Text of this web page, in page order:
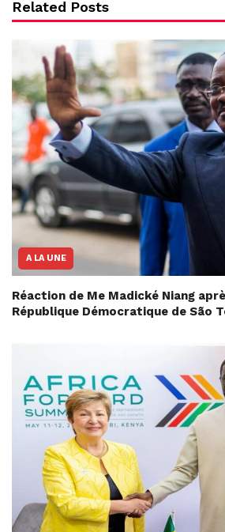
Related Posts
A LA UNE
Réaction de Me Madické Niang
République Démocratique de São